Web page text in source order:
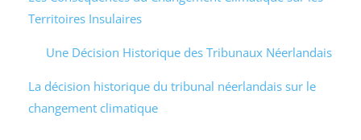
Territoires Insulaires
Une Décision Historique des Tribunaux Néerlandais
La décision historique du tribunal néerlandais sur le
changement climatique